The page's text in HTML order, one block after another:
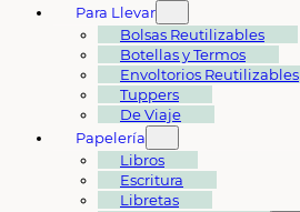
Para Llevar
Bolsas Reutilizables
Botellas y Termos
Envoltorios Reutilizables
Tuppers
De Viaje
Papelería
Libros
Escritura
Libretas